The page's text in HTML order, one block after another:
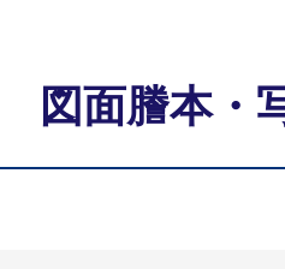
面謄本・